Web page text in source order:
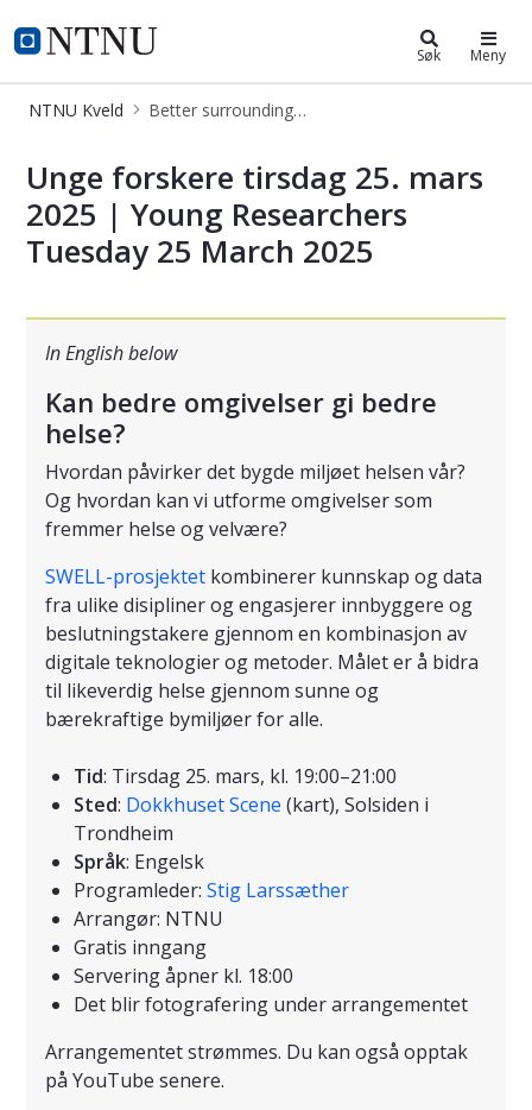
NTNU Hjemmeside
NTNU Kveld Søk Meny
NTNU Kveld Better surroundings better health
Unge forskere tirsdag 25. mars
2025 | Young Researchers
Tuesday 25 March 2025
In English below
Kan bedre omgivelser gi bedre
helse?
Hvordan påvirker det bygde miljøet helsen vår?
Og hvordan kan vi utforme omgivelser som
fremmer helse og velvære?
SWELL-prosjektet kombinerer kunnskap og data
fra ulike disipliner og engasjerer innbyggere og
beslutningstakere gjennom en kombinasjon av
digitale teknologier og metoder. Målet er å bidra
til likeverdig helse gjennom sunne og
bærekraftige bymiljøer for alle.
Tid: Tirsdag 25. mars, kl. 19:00–21:00
Sted: Dokkhuset Scene (kart), Solsiden i
Trondheim
Språk: Engelsk
Programleder: Stig Larssæther
Arrangør: NTNU
Gratis inngang
Servering åpner kl. 18:00
Det blir fotografering under arrangementet
Arrangementet strømmes. Du kan også opptak
på YouTube senere.